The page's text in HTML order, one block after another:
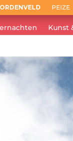
PEIZE
Kunst